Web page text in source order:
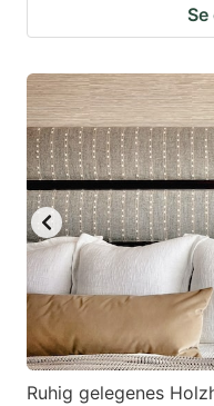
Ruhig gelegenes